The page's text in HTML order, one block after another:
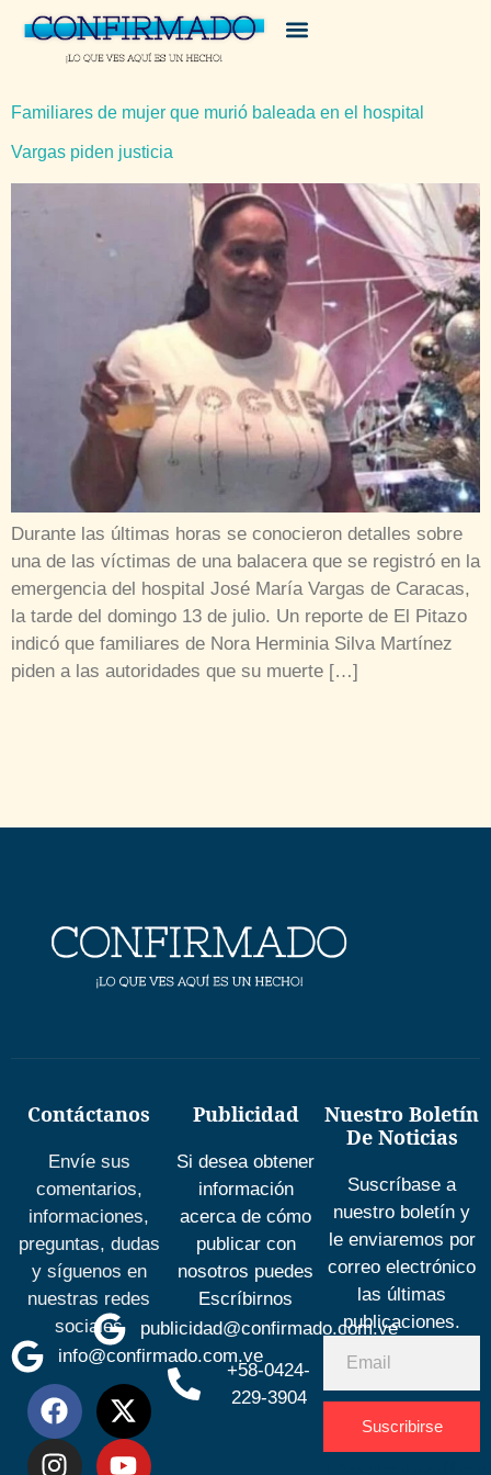
Familiares de mujer que murió baleada en el hospital
Vargas piden justicia
Durante las últimas horas se conocieron detalles sobre
una de las víctimas de una balacera que se registró en la
emergencia del hospital José María Vargas de Caracas,
la tarde del domingo 13 de julio. Un reporte de El Pitazo
indicó que familiares de Nora Herminia Silva Martínez
piden a las autoridades que su muerte […]
Contáctanos
Envíe sus
comentarios,
informaciones,
preguntas, dudas
y síguenos en
nuestras redes
sociales
info@confirmado.com.ve
Publicidad
Si desea obtener
información
acerca de cómo
publicar con
nosotros puedes
Escríbirnos
publicidad@confirmado.com.ve
+58-0424-
229-3904
Nuestro Boletín
De Noticias
Suscríbase a
nuestro boletín y
le enviaremos por
correo electrónico
las últimas
publicaciones.
Suscribirse